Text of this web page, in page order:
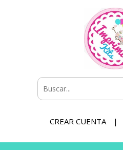
CREAR CUENTA